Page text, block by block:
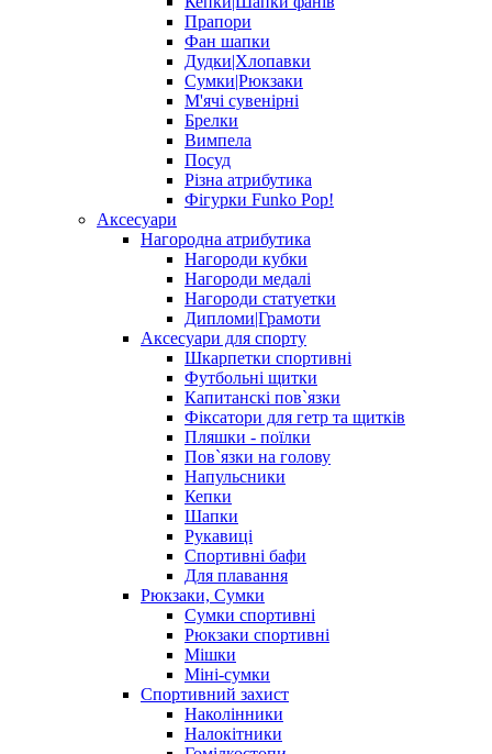
Прапори
Фан шапки
Дудки|Хлопавки
Сумки|Рюкзаки
М'ячі сувенірні
Брелки
Вимпела
Посуд
Різна атрибутика
Фігурки Funko Pop!
Аксесуари
Нагородна атрибутика
Нагороди кубки
Нагороди медалі
Нагороди статуетки
Дипломи|Грамоти
Аксесуари для спорту
Шкарпетки спортивні
Футбольні щитки
Капитанскі пов`язки
Фіксатори для гетр та щитків
Пляшки - поїлки
Пов`язки на голову
Напульсники
Кепки
Шапки
Рукавиці
Спортивні бафи
Для плавання
Рюкзаки, Сумки
Сумки спортивні
Рюкзаки спортивні
Мішки
Міні-сумки
Спортивний захист
Наколінники
Налокітники